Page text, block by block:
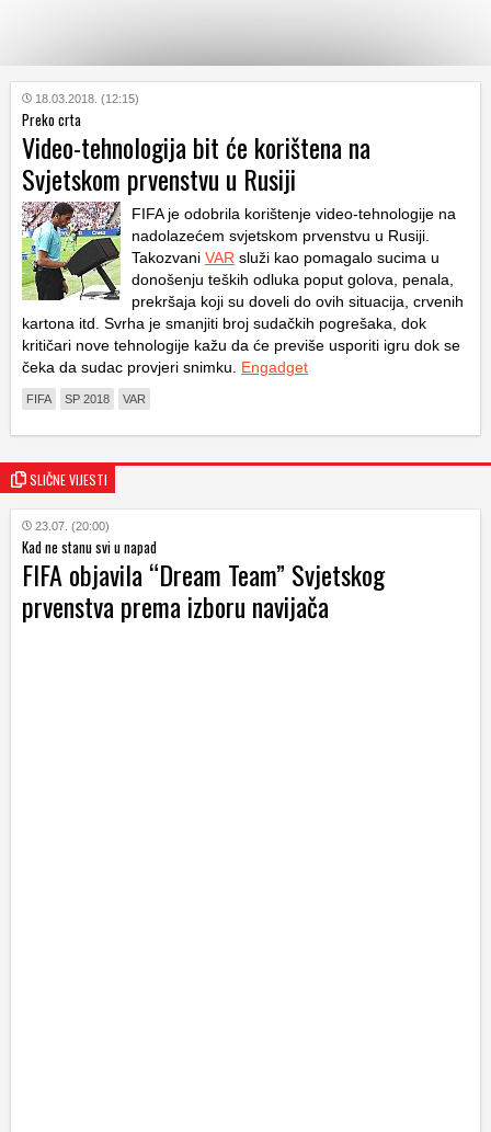
KATEGORIJE
HRVATSKI
WEB
18.03.2018. (12:15)
Preko crta
Video-tehnologija bit će korištena na
Svjetskom prvenstvu u Rusiji
FIFA je odobrila korištenje video-tehnologije na
nadolazećem svjetskom prvenstvu u Rusiji.
Takozvani VAR služi kao pomagalo sucima u
donošenju teških odluka poput golova, penala,
prekršaja koji su doveli do ovih situacija, crvenih
kartona itd. Svrha je smanjiti broj sudačkih pogrešaka, dok
kritičari nove tehnologije kažu da će previše usporiti igru dok se
čeka da sudac provjeri snimku. Engadget
FIFA SP 2018 VAR
SLIČNE VIJESTI
23.07. (20:00)
Kad ne stanu svi u napad
FIFA objavila “Dream Team” Svjetskog
prvenstva prema izboru navijača